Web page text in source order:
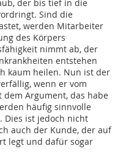
der bis tief in die
Sind die
werden Mitarbeiter
des Körpers
nimmt ab, der
entstehen
kaum heilen. Nun ist der
wenn er vom
dem Argument, das habe
häufig sinnvolle
Dies ist jedoch nicht
auch der Kunde, der auf
legt und dafür sogar